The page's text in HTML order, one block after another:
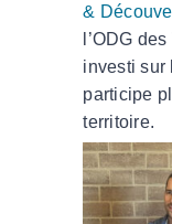
&
l’ODG
investi sur
participe
territoire.